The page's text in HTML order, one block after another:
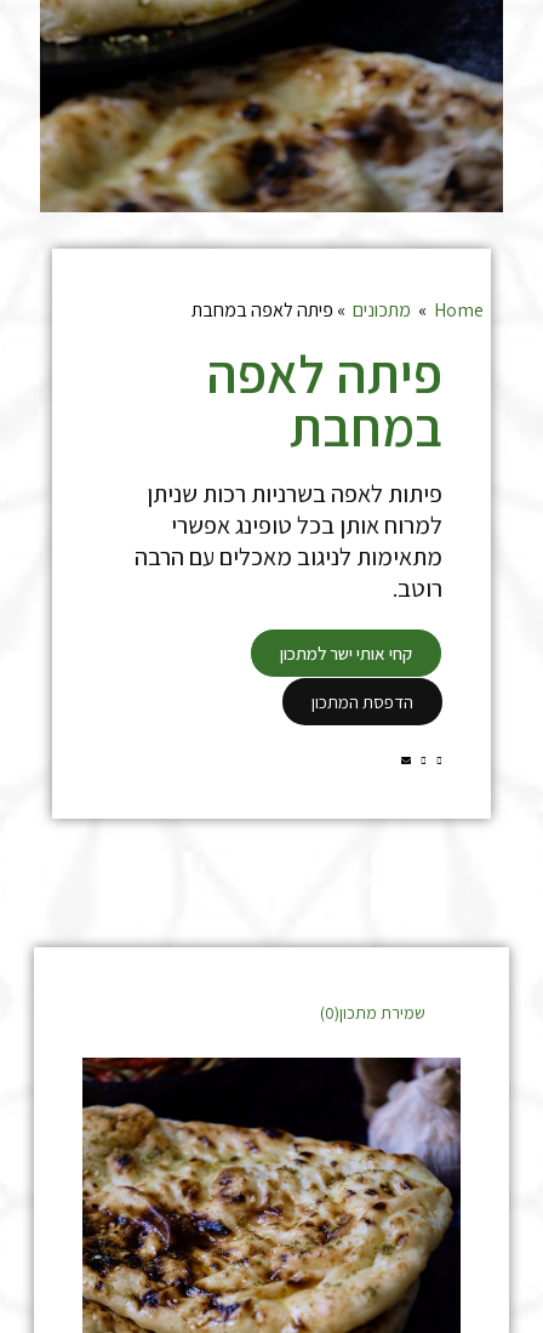
Home
» מתכונים » פיתה לאפה במחבת
פיתה לאפה
במחבת
פיתות לאפה בשרניות רכות שניתן
למרוח אותן בכל טופינג אפשרי
מתאימות לניגוב מאכלים עם הרבה
רוטב.
קחי אותי ישר למתכון
הדפסת המתכון
שמירת מתכון(0
)